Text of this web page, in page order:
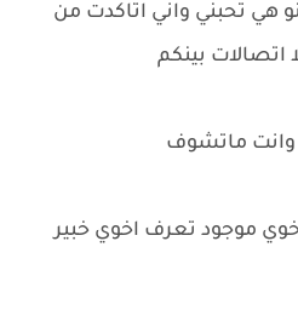
تحبني واني اتاكدت من
اتصالات بينكم
وانت ماتشوف
موجود تعرف اخوي خبير